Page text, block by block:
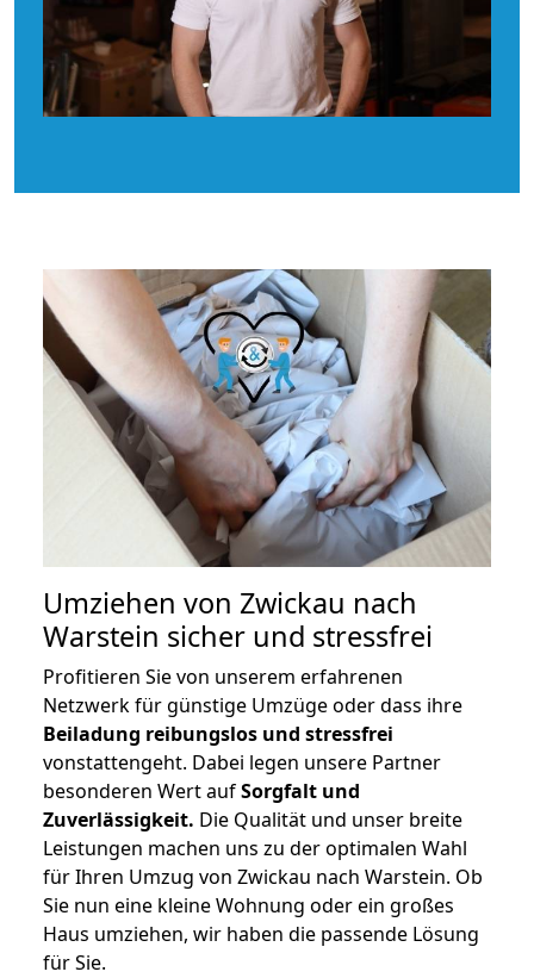
Umziehen von Zwickau nach
Warstein sicher und stressfrei
Profitieren Sie von unserem erfahrenen
Netzwerk für günstige Umzüge oder dass ihre
Beiladung reibungslos und stressfrei
vonstattengeht. Dabei legen unsere Partner
besonderen Wert aufSorgfalt und
Zuverlässigkeit. Die Qualität und unser breite
Leistungen machen uns zu der optimalen Wahl
für Ihren Umzug von Zwickau nach Warstein. Ob
Sie nun eine kleine Wohnung oder ein großes
Haus umziehen, wir haben die passende Lösung
für Sie.